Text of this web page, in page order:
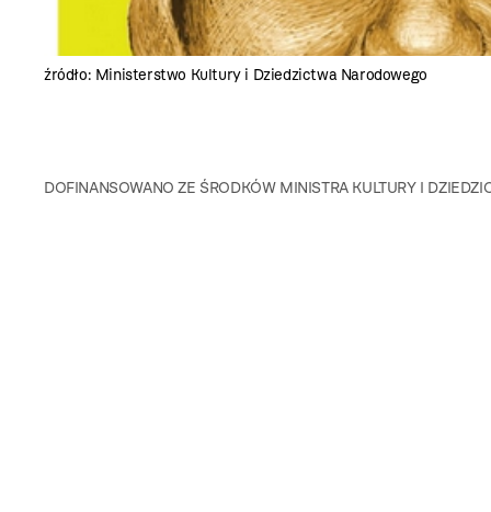
źródło: Ministerstwo Kultury i Dziedzictwa Narodowego
DOFINANSOWANO ZE ŚRODKÓW MINISTRA KULTURY I